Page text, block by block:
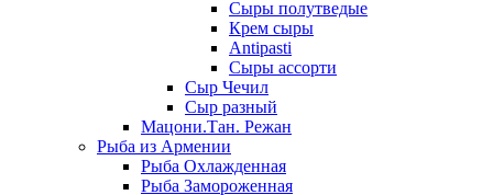
Сыры полутведые
Крем сыры
Antipasti
Сыры ассорти
Сыр Чечил
Сыр разный
Мацони.Тан. Режан
Рыба из Армении
Рыба Охлажденная
Рыба Замороженная